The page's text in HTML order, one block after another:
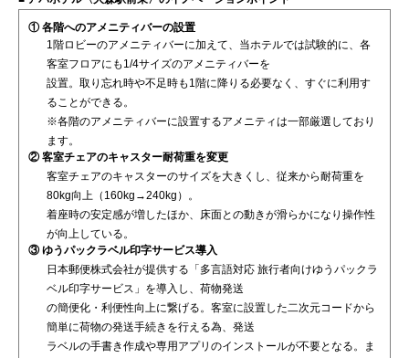
① 各階へのアメニティバーの設置
1階ロビーのアメニティバーに加えて、当ホテルでは試験的に、各
客室フロアにも1/4サイズのアメニティバーを
設置。取り忘れ時や不足時も1階に降りる必要なく、すぐに利用す
ることができる。
※各階のアメニティバーに設置するアメニティは一部厳選しており
ます。
② 客室チェアのキャスター耐荷重を変更
客室チェアのキャスターのサイズを大きくし、従来から耐荷重を
80kg向上（160kg→240kg）。
着座時の安定感が増したほか、床面との動きが滑らかになり操作性
が向上している。
③ ゆうパックラベル印字サービス導入
日本郵便株式会社が提供する「多言語対応 旅行者向けゆうパックラ
ベル印字サービス」を導入し、荷物発送
の簡便化・利便性向上に繋げる。客室に設置した二次元コードから
簡単に荷物の発送手続きを行える為、発送
ラベルの手書き作成や専用アプリのインストールが不要となる。ま